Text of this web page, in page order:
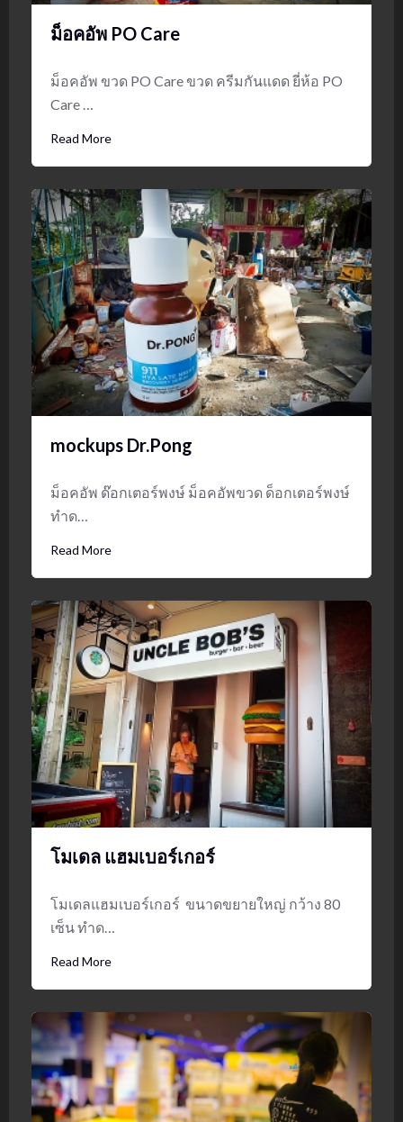
ม็อคอัพ PO Care
ม็อคอัพ ขวด PO Care ขวด ครีมกันแดด ยี่ห้อ PO
Care …
Read More
mockups Dr.Pong
ม็อคอัพ ด๊อกเตอร์พงษ์ ม็อคอัพขวด ด็อกเตอร์พงษ์
ทำด…
Read More
โมเดล แฮมเบอร์เกอร์
โมเดลแฮมเบอร์เกอร์ ขนาดขยายใหญ่ กว้าง 80
เซ็น ทำด…
Read More